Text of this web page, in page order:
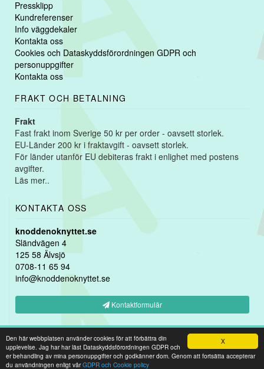
X
Den här webbplatsen använder cookies för att förbättra din
upplevelse. Jag har har läst Dataskyddsförordningen GDPR och
er behandling av mina personuppgifter och godkänner dom. Genom att fortsätta accepterar
du användningen enligt vårGDPR och Cookie policy
Pressklipp
Kundreferenser
Info väggdekaler
Kontakta oss
Cookies och Dataskyddsförordningen GDPR och
personuppgifter
Kontakta oss
FRAKT OCH BETALNING
Frakt
Fast frakt inom Sverige 50 kr per order - oavsett storlek.
EU-Länder 200 kr i fraktavgift - oavsett storlek.
För länder utanför EU debiteras frakt i enlighet med postens
avgifter.
Läs mer..
KONTAKTA OSS
knoddenoknyttet.se
Sländvägen 4
125 58 Älvsjö
0708-11 65 94
info@knoddenoknyttet.se
Kontaktformulär
Copyright © 2026knoddenoknyttet.se-Webshop levererad av
DistansData